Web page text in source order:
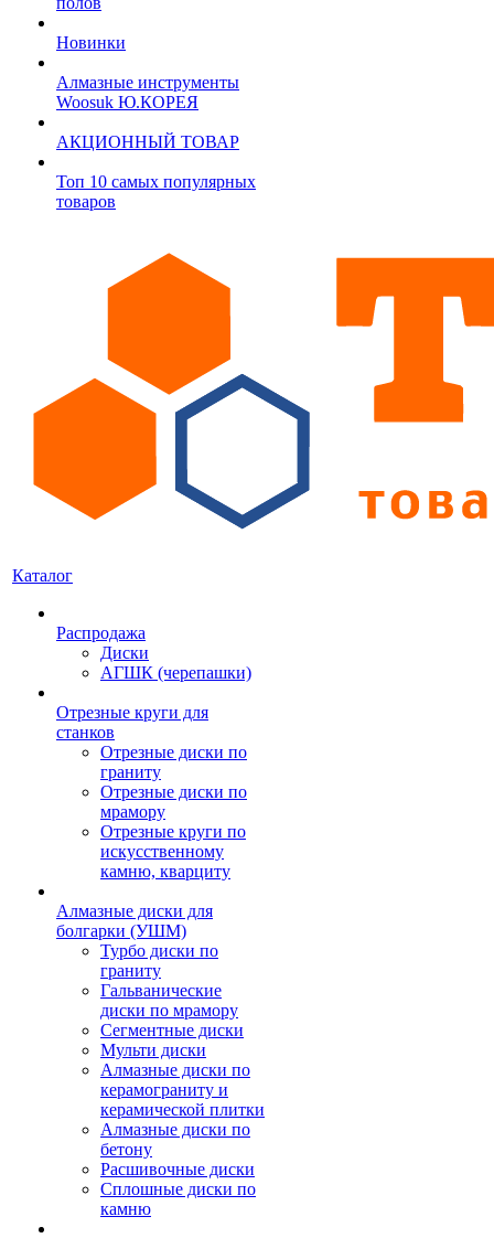
Новинки
Алмазные инструменты
Woosuk Ю.КОРЕЯ
АКЦИОННЫЙ ТОВАР
Топ 10 самых популярных
товаров
Каталог
Распродажа
Диски
АГШК (черепашки)
Отрезные круги для
станков
Отрезные диски по
граниту
Отрезные диски по
мрамору
Отрезные круги по
искусственному
камню, кварциту
Алмазные диски для
болгарки (УШМ)
Турбо диски по
граниту
Гальванические
диски по мрамору
Сегментные диски
Мульти диски
Алмазные диски по
керамограниту и
керамической плитки
Алмазные диски по
бетону
Расшивочные диски
Сплошные диски по
камню